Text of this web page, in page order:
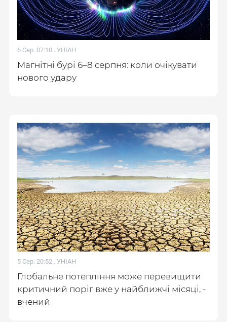
6 Сер. 07:10 . УНІАН
Магнітні бурі 6–8 серпня: коли очікувати
нового удару
5 Сер. 20:52 . УНІАН
Глобальне потепління може перевищити
критичний поріг вже у найближчі місяці, -
вчений